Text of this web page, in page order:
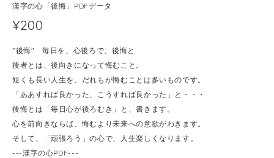
漢字の心「後悔」PDFデータ
¥200
”後悔" 毎日を、心後ろで、後悔と
後者とは、後向きになって悔むこと。
短くも長い人生を、だれもが悔むことは多いものです。
「ああすれば良かった、こうすれば良かった」と・・・
後悔とは「毎日心が後ろむき」と、書きます。
心を前向きならば、悔むより未来への意欲がわきます。
そして、「頑張ろう」の心で、人生楽しくなります。
---漢字の心PDF---